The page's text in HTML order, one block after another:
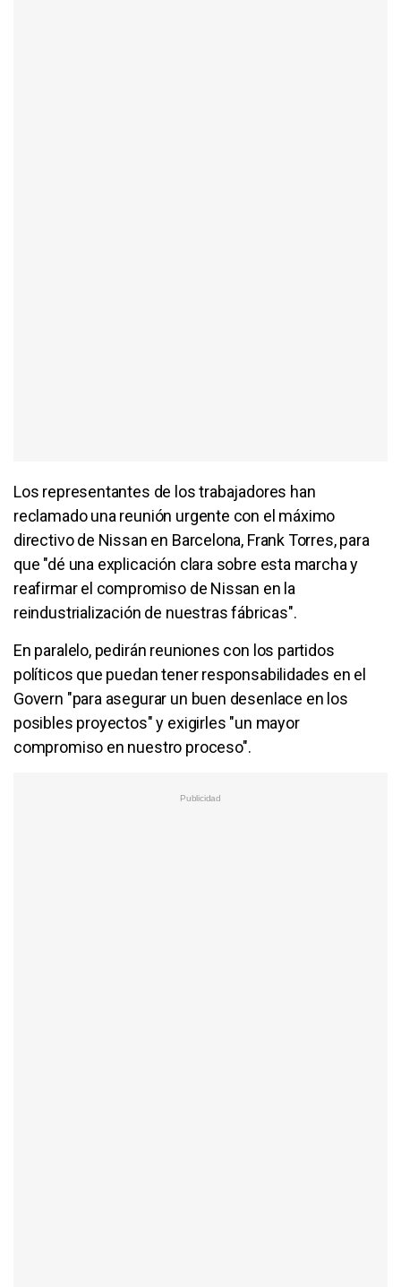
Los representantes de los trabajadores han
reclamado una reunión urgente con el máximo
directivo de Nissan en Barcelona, Frank Torres, para
que "dé una explicación clara sobre esta marcha y
reafirmar el compromiso de Nissan en la
reindustrialización de nuestras fábricas".
En paralelo, pedirán reuniones con los partidos
políticos que puedan tener responsabilidades en el
Govern "para asegurar un buen desenlace en los
posibles proyectos" y exigirles "un mayor
compromiso en nuestro proceso".